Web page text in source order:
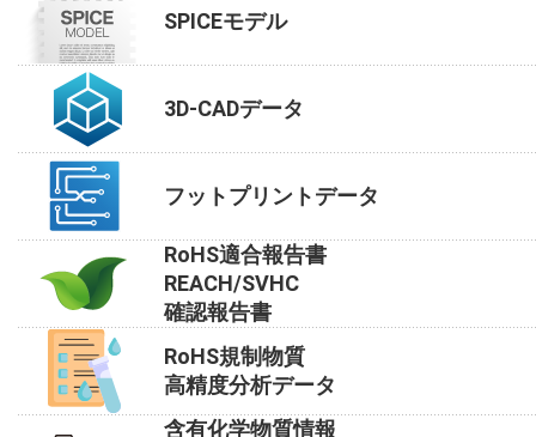
SPICEモデル
3D-CADデータ
フットプリントデータ
RoHS適合報告書
REACH/SVHC
確認報告書
RoHS規制物質
高精度分析データ
含有化学物質情報